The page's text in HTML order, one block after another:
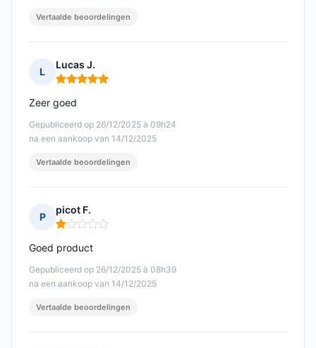
Vertaalde beoordelingen
L
Lucas J.
Opmerking: 5 van 5
Gepubliceerd op 26/12/2025 à 09h24
na een aankoop van 14/12/2025
Zeer goed
Vertaalde beoordelingen
P
picot F.
Opmerking: 1 van 5
Gepubliceerd op 26/12/2025 à 08h39
na een aankoop van 14/12/2025
Goed product
Vertaalde beoordelingen